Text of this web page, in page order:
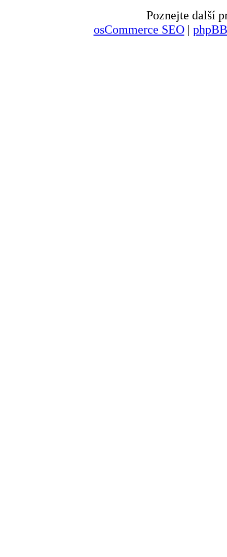
Poznejte další
osCommerce SEO|